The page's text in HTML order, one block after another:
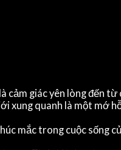
cảm giác yên lòng đến
xung quanh là một mớ
mắc trong cuộc sống